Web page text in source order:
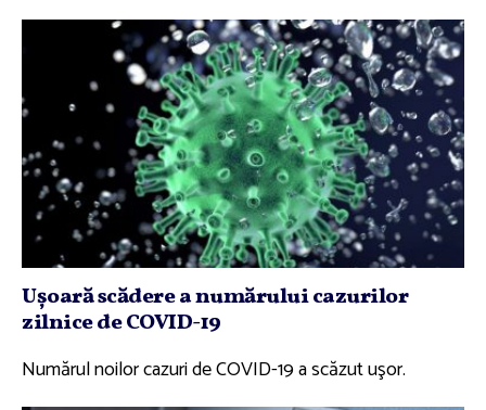
Uşoară scădere a numărului cazurilor
zilnice de COVID-19
Numărul noilor cazuri de COVID-19 a scăzut uşor.